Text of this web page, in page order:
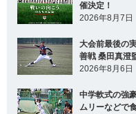
催決定！
2026年8月7日
大会前最後の
善戦 桑田真澄
2026年8月6日
中学軟式の強
ムリーなどで